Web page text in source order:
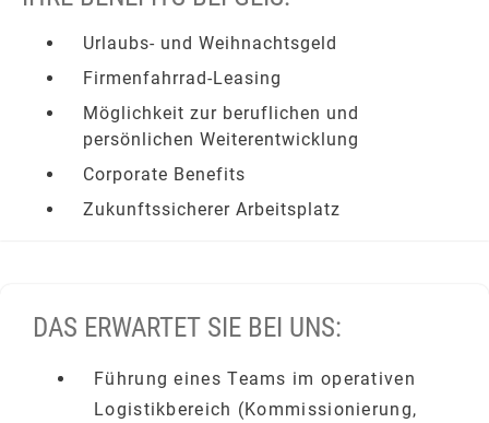
DAS ERWARTET SIE BEI UNS:
Führung eines Teams im operativen
Logistikbereich (Kommissionierung,
Urlaubs- und Weihnachtsgeld
Firmenfahrrad-Leasing
Möglichkeit zur beruflichen und
persönlichen Weiterentwicklung
Corporate Benefits
Zukunftssicherer Arbeitsplatz